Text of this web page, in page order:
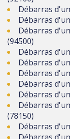
Débarras
Débarras
Débarras
(94500)
Débarras
Débarras
Débarras
Débarras
Débarras
Débarras
(78150)
Débarras
Débarras